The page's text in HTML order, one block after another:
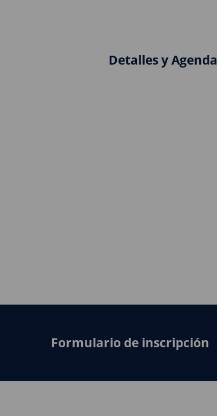
Detalles y Agenda
Formulario de inscripción